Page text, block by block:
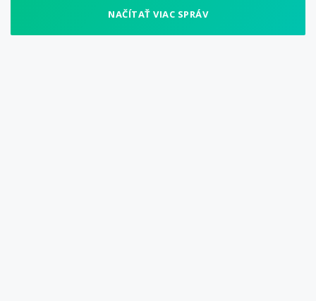
NAČÍTAŤ VIAC SPRÁV